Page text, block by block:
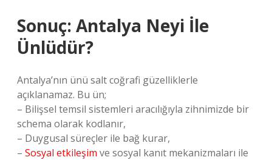
Sonuç: Antalya Neyi İle
Ünlüdür?
Antalya’nın ünü salt coğrafi güzelliklerle
açıklanamaz. Bu ün;
– Bilişsel temsil sistemleri aracılığıyla zihnimizde bir
schema olarak kodlanır,
– Duygusal süreçler ile bağ kurar,
– Sosyal etkileşim ve sosyal kanıt mekanizmaları ile